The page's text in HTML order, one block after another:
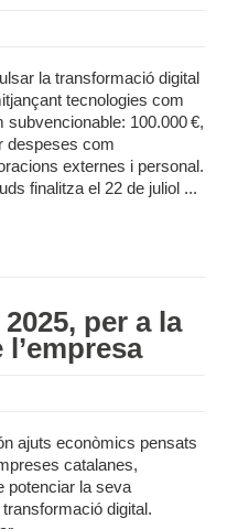
la transformació digital
tecnologies com
100.000 €,
despeses com
externes i personal.
finalitza el 22 de juliol ...
per a la
ajuts econòmics pensats
catalanes,
potenciar la seva
digital.